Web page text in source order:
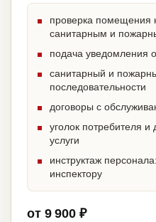
проверка помещения
санитарным и
подача уведомления
санитарный и
последовательности
договоры с
уголок потребителя
услуги
инструктаж
инспектору
от 9 900 ₽